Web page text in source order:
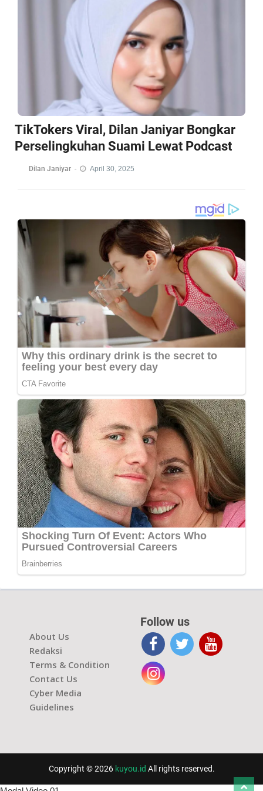
TikTokers Viral, Dilan Janiyar Bongkar
Perselingkuhan Suami Lewat Podcast
Dilan Janiyar - April 30, 2025
About Us
Redaksi
Terms & Condition
Contact Us
Cyber Media
Guidelines
Follow us
Copyright © 2026 kuyou.id All rights reserved.